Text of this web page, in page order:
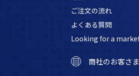
ご注文の流れ
よくある質問
Looking for a
商社のお客さ